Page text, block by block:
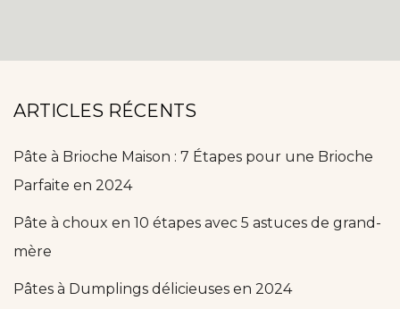
ARTICLES RÉCENTS
Pâte à Brioche Maison : 7 Étapes pour une Brioche
Parfaite en 2024
Pâte à choux en 10 étapes avec 5 astuces de grand-
mère
Pâtes à Dumplings délicieuses en 2024